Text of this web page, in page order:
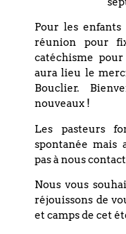
Coordonnées
Eglise réformée du
4 rue du Bouclier
67000 STRASBOURG
France
Pour les enfants
réunion pour
catéchisme
aura lieu le
Bouclier.
nouveaux !
Les pasteurs
spontanée mais
pas à nous
Nous vous
réjouissons de
et camps de cet